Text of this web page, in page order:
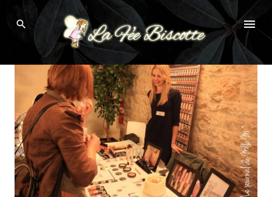
content
Browsing Tag: SOIRÉE BLOGUEUSE